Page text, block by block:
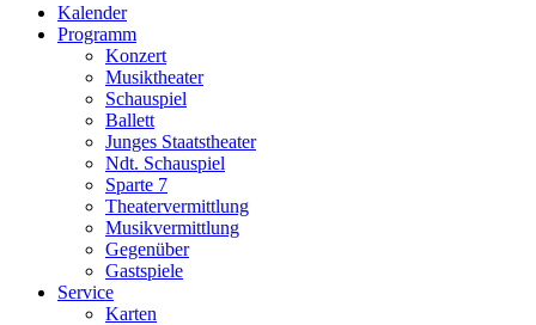
Kalender
Programm
Konzert
Musiktheater
Schauspiel
Ballett
Junges Staatstheater
Ndt. Schauspiel
Sparte 7
Theatervermittlung
Musikvermittlung
Gegenüber
Gastspiele
Service
Karten